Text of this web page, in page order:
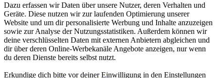
Dazu erfassen wir Daten über unsere Nutzer, deren Verhalten und
Geräte. Diese nutzen wir zur laufenden Optimierung unserer
Website und um dir personalisierte Werbung und Inhalte anzuzeigen
sowie zur Analyse der Nutzungsstatistiken. Außerdem können wir
deine verschlüsselten Daten mit externen Anbietern abgleichen und
dir über deren Online-Werbekanäle Angebote anzeigen, nur wenn
du deren Dienste bereits selbst nutzt.
Erkundige dich bitte vor deiner Einwilligung in den Einstellungen